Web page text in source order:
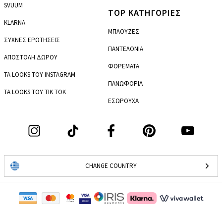
SVUUM
KLARNA
ΣΥΧΝΕΣ ΕΡΩΤΗΣΕΙΣ
ΑΠΟΣΤΟΛΗ ΔΩΡΟΥ
ΤΑ LOOKS ΤΟΥ INSTAGRAM
ΤΑ LOOKS ΤΟΥ TIK TOK
CHANGE COUNTRY
TOP ΚΑΤΗΓΟΡΙΕΣ
ΜΠΛΟΥΖΕΣ
ΠΑΝΤΕΛΟΝΙΑ
ΦΟΡΕΜΑΤΑ
ΠΑΝΩΦΟΡΙΑ
ΕΣΩΡΟΥΧΑ